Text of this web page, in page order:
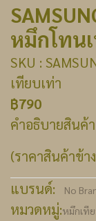
หมึกโทน
SKU :
เทียบเท่า
฿790
คำอธิบายสินค้
(ราคาสินค้าข้
แบรนด์:
No
หมวดหมู่:หมึกเที